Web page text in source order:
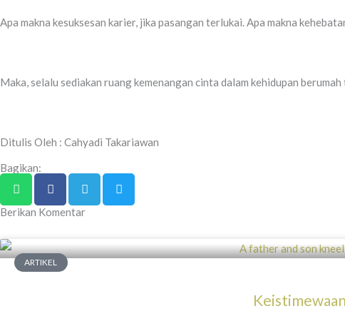
Apa makna kesuksesan karier, jika pasangan terlukai. Apa makna
Maka, selalu sediakan ruang kemenangan cinta dalam kehidupan
Ditulis Oleh : Cahyadi Takariawan
Bagikan:
Berikan Komentar
ARTIKEL